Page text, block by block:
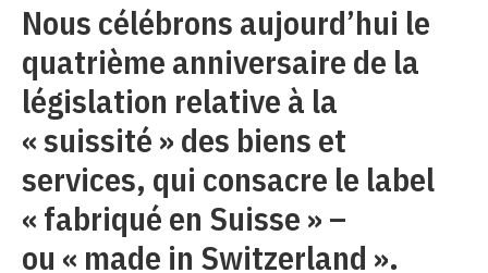
Nous célébrons aujourd’hui le
quatrième anniversaire de la
législation relative à la
« suissité » des biens et
services, qui consacre le label
« fabriqué en Suisse » –
ou « made in Switzerland ».